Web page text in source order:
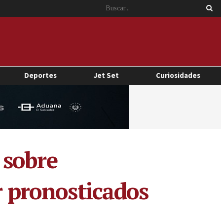
Deportes Jet Set Curiosidades
pronosticados